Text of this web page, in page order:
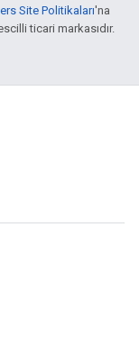
Site Politikaları'na
ticari markasıdır.